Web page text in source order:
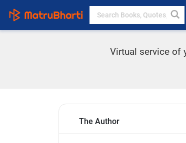
Virtual service of
The Author